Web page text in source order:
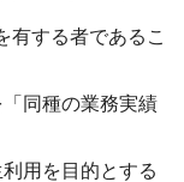
有する者であるこ
同種の業務実績
用を目的とする